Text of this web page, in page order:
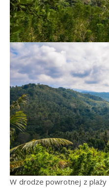
W drodze powrotnej z plaży